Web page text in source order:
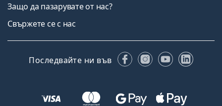
Защо да пазарувате от нас?
Свържете се с нас
Последвайте ни във FacebookInstagram
YouTube